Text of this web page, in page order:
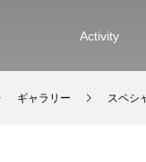
Activity
ギャラリー スペシ